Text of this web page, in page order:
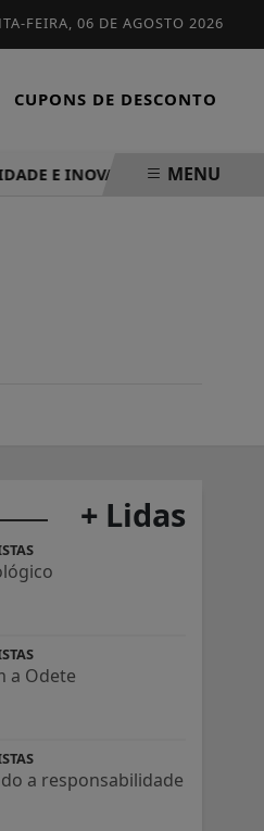
FEIRA, 06 DE AGOSTO 2026
CUPONS DE DESCONTO
E INOVAÇÃO TECNOLÓGICA
MENU
+ Lidas
a Odete
a responsabilidade